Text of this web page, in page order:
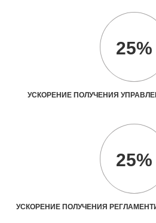
25%
УСКОРЕНИЕ ПОЛУЧЕНИЯ
25%
УСКОРЕНИЕ ПОЛУЧЕНИЯ